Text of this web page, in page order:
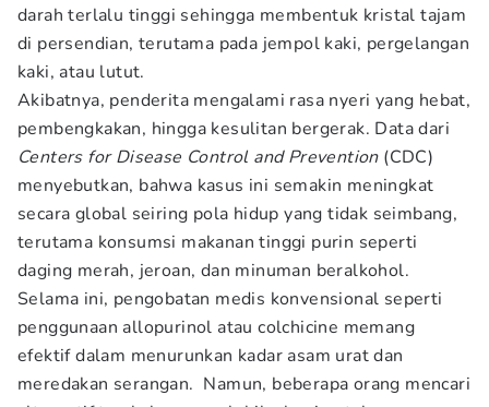
darah terlalu tinggi sehingga membentuk kristal tajam
di persendian, terutama pada jempol kaki, pergelangan
kaki, atau lutut.
Akibatnya, penderita mengalami rasa nyeri yang hebat,
pembengkakan, hingga kesulitan bergerak. Data dari
Centers for Disease Control and Prevention (CDC)
menyebutkan, bahwa kasus ini semakin meningkat
secara global seiring pola hidup yang tidak seimbang,
terutama konsumsi makanan tinggi purin seperti
daging merah, jeroan, dan minuman beralkohol.
Selama ini, pengobatan medis konvensional seperti
penggunaan allopurinol atau colchicine memang
efektif dalam menurunkan kadar asam urat dan
meredakan serangan. Namun, beberapa orang mencari